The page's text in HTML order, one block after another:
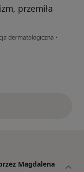
przemiła
dermatologiczna •
Magdalena